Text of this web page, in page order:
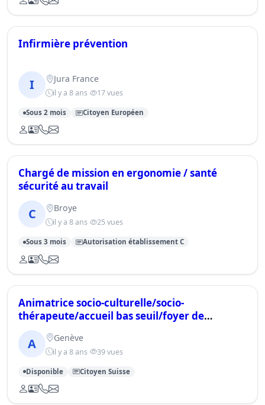
Infirmière prévention
I Jura France
il y a 8 ans 17 vues
Sous 2 mois Citoyen Européen
Chargé de mission en ergonomie / santé
sécurité au travail
C Broye
il y a 8 ans 25 vues
Sous 3 mois Autorisation établissement C
Animatrice socio-culturelle/socio-
thérapeute/accueil bas seuil/foyer de
jour/adultes et personnes �
A Genève
il y a 8 ans 39 vues
Disponible Citoyen Suisse